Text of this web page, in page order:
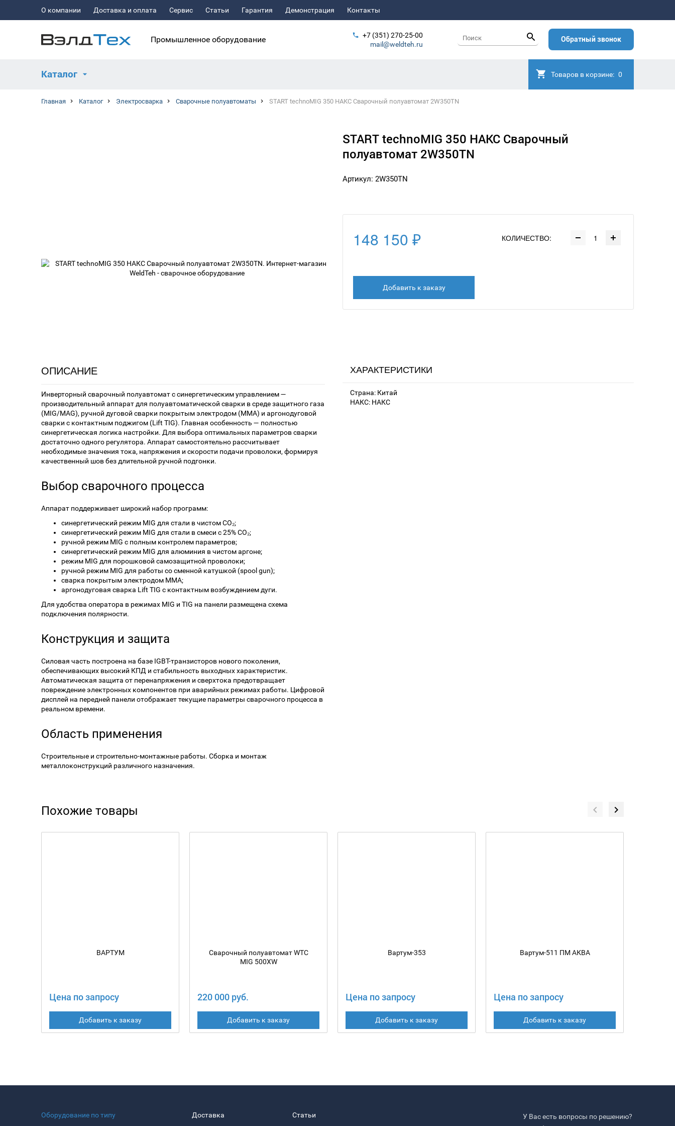
О компании Доставка и оплата Сервис Статьи Гарантия Демонстрация Контакты
Промышленное оборудование
+7 (351) 270-25-00
mail@weldteh.ru
Обратный звонок
Каталог Товаров в корзине: 0
Главная Каталог Электросварка Сварочные полуавтоматы START technoMIG 350 НАКС Сварочный полуавтомат 2W350TN
START technoMIG 350 НАКС Сварочный
полуавтомат 2W350TN
Артикул: 2W350TN
148 150 ₽ КОЛИЧЕСТВО:
Добавить к заказу
ОПИСАНИЕ
Инверторный сварочный полуавтомат с синергетическим управлением —
производительный аппарат для полуавтоматической сварки в среде защитного газа
(MIG/MAG), ручной дуговой сварки покрытым электродом (ММА) и аргонодуговой
сварки с контактным поджигом (Lift TIG). Главная особенность — полностью
синергетическая логика настройки. Для выбора оптимальных параметров сварки
достаточно одного регулятора. Аппарат самостоятельно рассчитывает
необходимые значения тока, напряжения и скорости подачи проволоки, формируя
качественный шов без длительной ручной подгонки.
Выбор сварочного процесса
Аппарат поддерживает широкий набор программ:
синергетический режим MIG для стали в чистом CO₂;
синергетический режим MIG для стали в смеси с 25% CO₂;
ручной режим MIG с полным контролем параметров;
синергетический режим MIG для алюминия в чистом аргоне;
режим MIG для порошковой самозащитной проволоки;
ручной режим MIG для работы со сменной катушкой (spool gun);
сварка покрытым электродом ММА;
аргонодуговая сварка Lift TIG с контактным возбуждением дуги.
Для удобства оператора в режимах MIG и TIG на панели размещена схема
подключения полярности.
Конструкция и защита
Силовая часть построена на базе IGBT-транзисторов нового поколения,
обеспечивающих высокий КПД и стабильность выходных характеристик.
Автоматическая защита от перенапряжения и сверхтока предотвращает
повреждение электронных компонентов при аварийных режимах работы. Цифровой
дисплей на передней панели отображает текущие параметры сварочного процесса в
реальном времени.
Область применения
Строительные и строительно-монтажные работы. Сборка и монтаж
металлоконструкций различного назначения.
ХАРАКТЕРИСТИКИ
Страна: Китай
НАКС: НАКС
Похожие товары
ВАРТУМ
Цена по запросу
Добавить к заказу
Сварочный полуавтомат WTC
MIG 500XW
220 000 руб.
Добавить к заказу
Вартум-353
Цена по запросу
Добавить к заказу
Вартум-511 ПМ АКВА
Цена по запросу
Добавить к заказу
Оборудование по типу Доставка Статьи
У Вас есть вопросы по решению?